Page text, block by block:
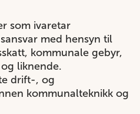
som ivaretar
med hensyn til
kommunale gebyr,
liknende.
drift-, og
kommunalteknikk og